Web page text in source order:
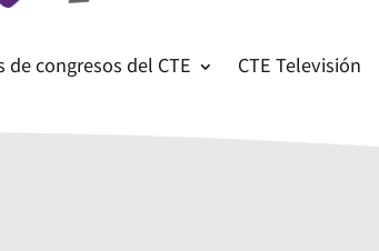
de congresos del CTE CTE Televisión